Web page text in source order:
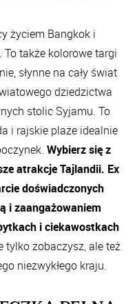
życiem Bangkok i
To także kolorowe targi
słynne na cały świat
dziedzictwa
stolic Syjamu. To
i rajskie plaże idealnie
Wybierz się z
atrakcje Tajlandii. Ex
doświadczonych
i zaangażowaniem
i ciekawostkach
tylko zobaczysz, ale też
niezwykłego kraju.